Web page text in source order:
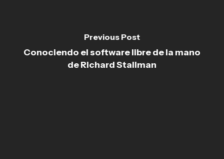
Previous Post
Conociendo el software libre de la mano
de Richard Stallman